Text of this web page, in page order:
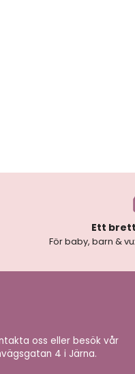
Ett
För baby, barn &
oss eller besök vår
4 i Järna.